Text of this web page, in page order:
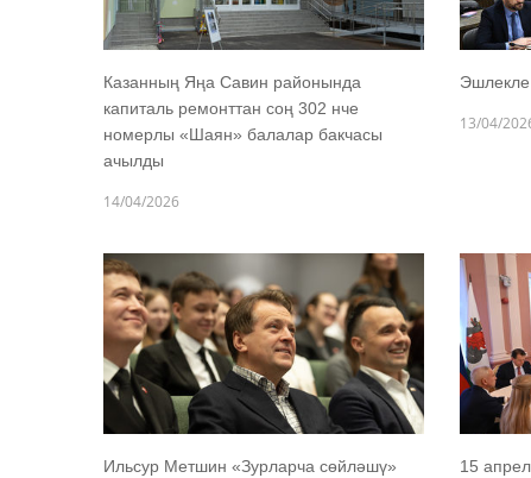
Казанның Яңа Савин районында
капиталь ремонттан соң 302 нче
номерлы «Шаян» балалар бакчасы
ачылды
14/04/2026
13/04/
Ильсур Метшин «Зурларча сөйләшү»
15